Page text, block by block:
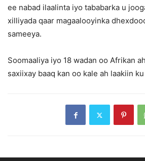
ee nabad ilaalinta iyo tababarka u
xilliyada qaar magaalooyinka
sameeya.
Soomaaliya iyo 18 wadan oo Afrikan
saxiixay baaq kan oo kale ah laakiin